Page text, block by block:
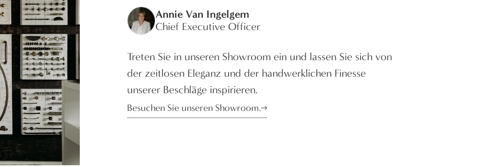
Annie Van Ingelgem
Chief Executive Officer
Treten Sie in unseren Showroom ein und lassen Sie sich von
der zeitlosen Eleganz und der handwerklichen Finesse
unserer Beschläge inspirieren.
Besuchen Sie unseren Showroom.